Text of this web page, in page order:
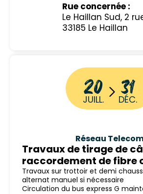
Rue concernée :
Le Haillan Sud, 2
33185 Le Haillan
Réseau
Travaux de tirage de
raccordement de fibre
Travaux sur trottoir et demi
alternat manuel si nécessaire
Circulation du bus express G
20
JUILL. 31
DÉC.